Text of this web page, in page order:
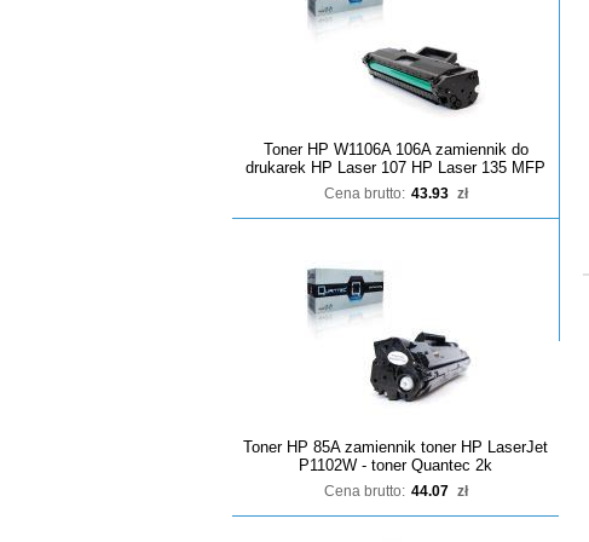
Toner HP W1106A 106A zamiennik do
drukarek HP Laser 107 HP Laser 135 MFP
Cena brutto: 43.93 zł
Toner HP 85A zamiennik toner HP LaserJet
P1102W - toner Quantec 2k
Cena brutto: 44.07 zł